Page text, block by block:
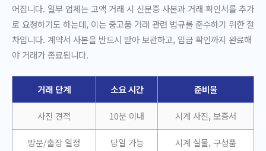
어집니다. 일부 업체는 고액 거래 시 신분증 사본과 거래 확인서를 추가
로 요청하기도 하는데, 이는 중고품 거래 관련 법규를 준수하기 위한 절
차입니다. 계약서 사본을 반드시 받아 보관하고, 입금 확인까지 완료해
야 거래가 종료됩니다.
거래 단계 소요 시간 준비물
사진 견적 10분 이내 시계 사진, 보증서
방문/출장 일정 당일 가능 시계 실물, 구성품